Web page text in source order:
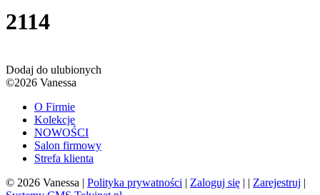
2114
Dodaj do ulubionych
©2026 Vanessa
O Firmie
Kolekcje
NOWOŚCI
Salon firmowy
Strefa klienta
© 2026 Vanessa | Polityka prywatności | Zaloguj się | | Zarejestruj |